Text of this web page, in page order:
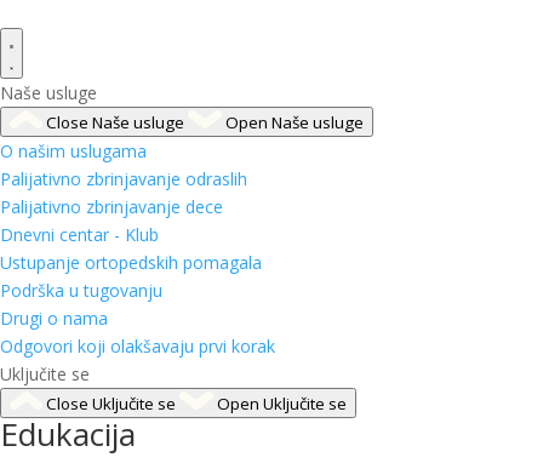
Naše usluge
Close Naše usluge Open Naše usluge
O našim uslugama
Palijativno zbrinjavanje odraslih
Palijativno zbrinjavanje dece
Dnevni centar - Klub
Ustupanje ortopedskih pomagala
Podrška u tugovanju
Drugi o nama
Odgovori koji olakšavaju prvi korak
Uključite se
Close Uključite se Open Uključite se
Edukacija